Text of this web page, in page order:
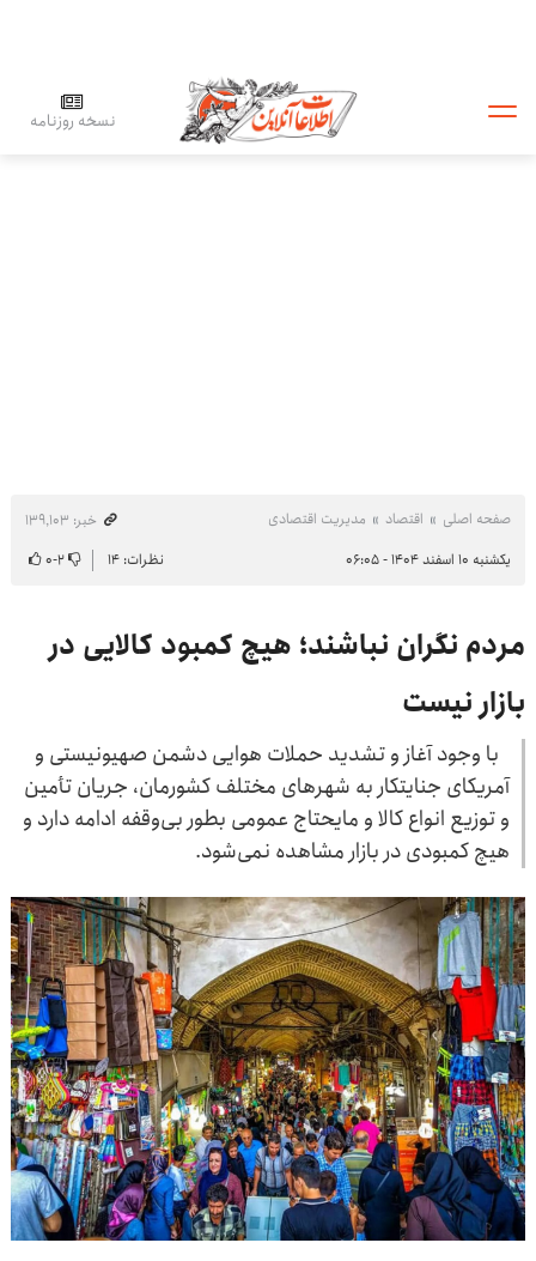
نسخه روزنامه
صفحه اصلی اقتصاد مدیریت اقتصادی
خبر: ۱۳۹٬۱۰۳
یکشنبه ۱۰ اسفند ۱۴۰۴ - ۰۶:۰۵
نظرات: ۱۴ ۲-۰
مردم نگران نباشند؛ هیچ کمبود کالایی در
بازار نیست
با وجود آغاز و تشدید حملات هوایی دشمن صهیونیستی و
آمریکای جنایتکار به شهرهای مختلف کشورمان، جریان تأمین
و توزیع انواع کالا و مایحتاج عمومی بطور بی‌وقفه ادامه دارد و
هیچ کمبودی در بازار مشاهده نمی‌شود.